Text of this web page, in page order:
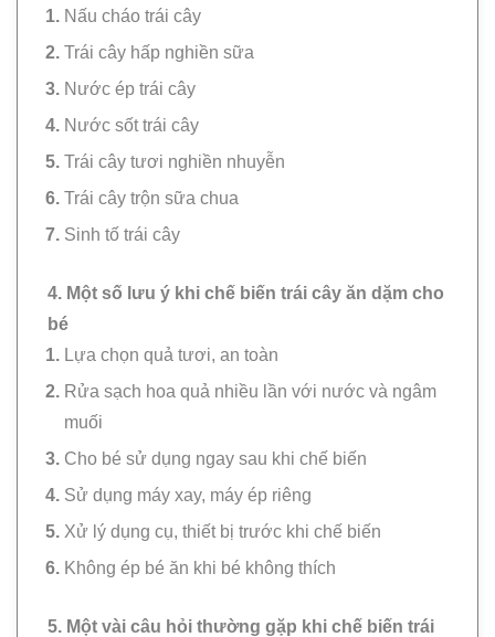
Nấu cháo trái cây
Trái cây hấp nghiền sữa
Nước ép trái cây
Nước sốt trái cây
Trái cây tươi nghiền nhuyễn
Trái cây trộn sữa chua
Sinh tố trái cây
4. Một số lưu ý khi chế biến trái cây ăn dặm cho
bé
Lựa chọn quả tươi, an toàn
Rửa sạch hoa quả nhiều lần với nước và ngâm
muối
Cho bé sử dụng ngay sau khi chế biến
Sử dụng máy xay, máy ép riêng
Xử lý dụng cụ, thiết bị trước khi chế biến
Không ép bé ăn khi bé không thích
5. Một vài câu hỏi thường gặp khi chế biến trái